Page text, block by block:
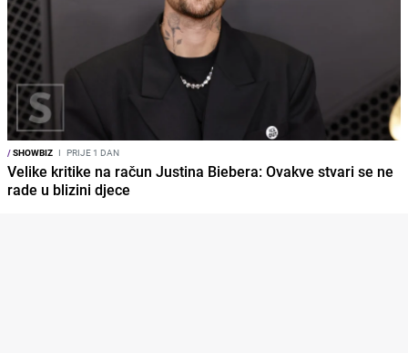
/SHOWBIZ I PRIJE 1 DAN
Velike kritike na račun Justina Biebera: Ovakve stvari se ne
rade u blizini djece